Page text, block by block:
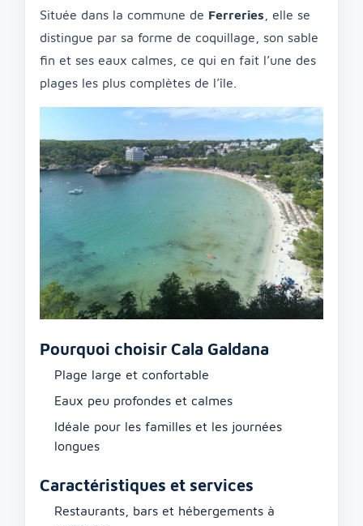
Située dans la commune de Ferreries , elle se
distingue par sa forme de coquillage, son sable
fin et ses eaux calmes, ce qui en fait l’une des
plages les plus complètes de l’île.
Pourquoi choisir Cala Galdana
Plage large et confortable
Eaux peu profondes et calmes
Idéale pour les familles et les journées
longues
Caractéristiques et services
Restaurants, bars et hébergements à